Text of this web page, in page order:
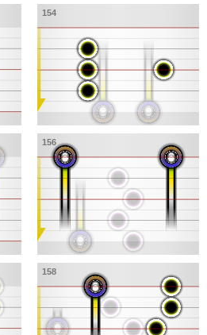
154
156
158